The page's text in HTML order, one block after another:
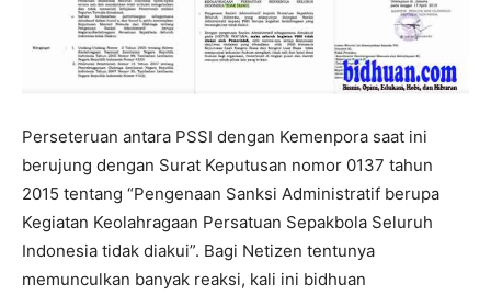
Perseteruan antara PSSI dengan Kemenpora saat ini
berujung dengan Surat Keputusan nomor 0137 tahun
2015 tentang “Pengenaan Sanksi Administratif berupa
Kegiatan Keolahragaan Persatuan Sepakbola Seluruh
Indonesia tidak diakui”. Bagi Netizen tentunya
memunculkan banyak reaksi, kali ini bidhuan